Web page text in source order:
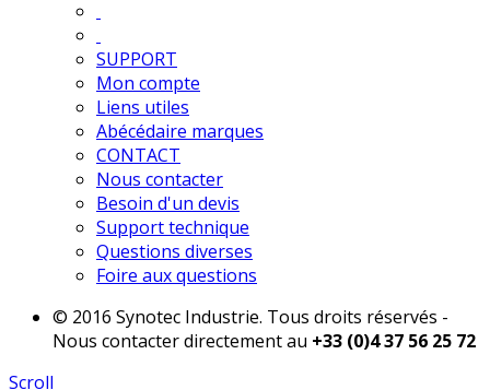
SUPPORT
Mon compte
Liens utiles
Abécédaire marques
CONTACT
Nous contacter
Besoin d'un devis
Support technique
Questions diverses
Foire aux questions
© 2016 Synotec Industrie. Tous droits réservés -
Nous contacter directement au +33 (0)4 37 56 25 72
Scroll